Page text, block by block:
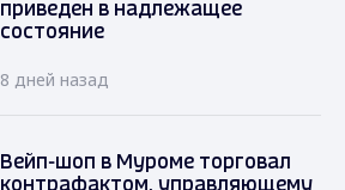
приведен в надлежащее
состояние
8 дней назад
Вейп-шоп в Муроме торговал
контрафактом, управляющему